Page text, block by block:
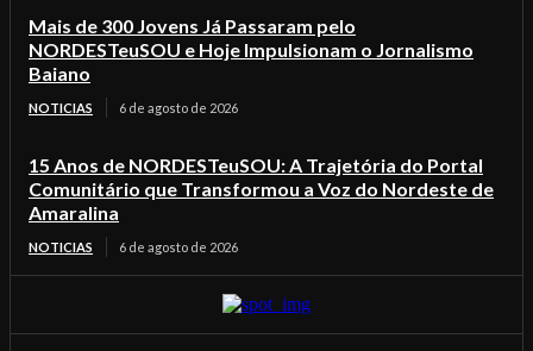
Mais de 300 Jovens Já Passaram pelo
NORDESTeuSOU e Hoje Impulsionam o Jornalismo
Baiano
NOTICIAS 6 de agosto de 2026
15 Anos de NORDESTeuSOU: A Trajetória do Portal
Comunitário que Transformou a Voz do Nordeste de
Amaralina
NOTICIAS 6 de agosto de 2026